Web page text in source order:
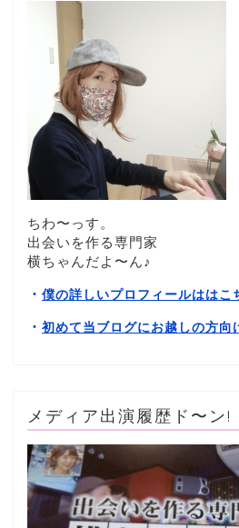
ちわ〜っす。
出会いを作る専門家
横ちゃんだよ〜ん♪
・ 僕の詳しいプロフィールははこ
・ 初めて当ブログにお越しの方向
メディア出演履歴ド〜ン!